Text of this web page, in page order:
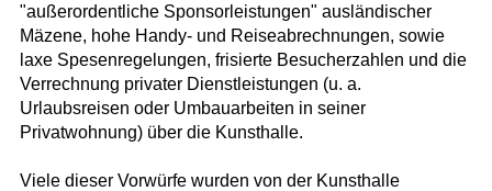
"außerordentliche Sponsorleistungen" ausländischer
Mäzene, hohe Handy- und Reiseabrechnungen, sowie
laxe Spesenregelungen, frisierte Besucherzahlen und die
Verrechnung privater Dienstleistungen (u. a.
Urlaubsreisen oder Umbauarbeiten in seiner
Privatwohnung) über die Kunsthalle.
Viele dieser Vorwürfe wurden von der Kunsthalle